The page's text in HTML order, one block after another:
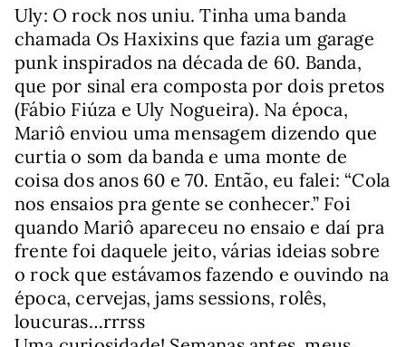
Uly: O rock nos uniu. Tinha uma banda
chamada Os Haxixins que fazia um garage
punk inspirados na década de 60. Banda,
que por sinal era composta por dois pretos
(Fábio Fiúza e Uly Nogueira). Na época,
Mariô enviou uma mensagem dizendo que
curtia o som da banda e uma monte de
coisa dos anos 60 e 70. Então, eu falei: “Cola
nos ensaios pra gente se conhecer.” Foi
quando Mariô apareceu no ensaio e daí pra
frente foi daquele jeito, várias ideias sobre
o rock que estávamos fazendo e ouvindo na
época, cervejas, jams sessions, rolês,
loucuras…rrrss